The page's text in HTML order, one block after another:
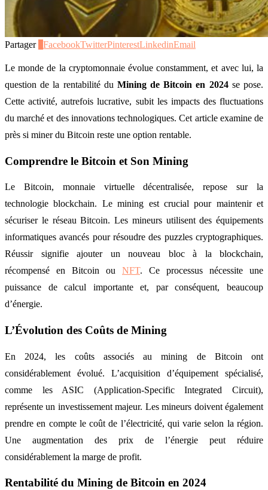
Partager FacebookTwitterPinterestLinkedinEmail
Le monde de la cryptomonnaie évolue constamment, et avec lui, la
question de la rentabilité du Mining de Bitcoin en 2024se pose.
Cette activité, autrefois lucrative, subit les impacts des fluctuations
du marché et des innovations technologiques. Cet article examine de
près si miner du Bitcoin reste une option rentable.
Comprendre le Bitcoin et Son Mining
Le Bitcoin, monnaie virtuelle décentralisée, repose sur la
technologie blockchain. Le mining est crucial pour maintenir et
sécuriser le réseau Bitcoin. Les mineurs utilisent des équipements
informatiques avancés pour résoudre des puzzles cryptographiques.
Réussir signifie ajouter un nouveau bloc à la blockchain,
récompensé en Bitcoin ou NFT. Ce processus nécessite une
puissance de calcul importante et, par conséquent, beaucoup
d’énergie.
L’Évolution des Coûts de Mining
En 2024, les coûts associés au mining de Bitcoin ont
considérablement évolué. L’acquisition d’équipement spécialisé,
comme les ASIC (Application-Specific Integrated Circuit),
représente un investissement majeur. Les mineurs doivent également
prendre en compte le coût de l’électricité, qui varie selon la région.
Une augmentation des prix de l’énergie peut réduire
considérablement la marge de profit.
Rentabilité du Mining de Bitcoin en 2024